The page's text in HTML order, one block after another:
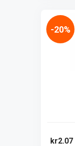
kr2.07
-20%